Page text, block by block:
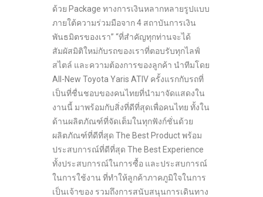
ด้วย Package ทางการเงินหลากหลายรูปแบบ
ภายใต้ความร่วมมือจาก 4 สถาบันการเงิน
พันธมิตรของเรา” “ที่สำคัญทุกท่านจะได้
สัมผัสมิติใหม่กับรถของเราที่ตอบรับทุกไลฟ์
สไตล์ และความต้องการของลูกค้า นำทีมโดย
All-New Toyota Yaris ATIV ครั้งแรกกับรถที่
เป็นที่ชื่นชอบของคนไทยที่นำมาจัดแสดงใน
งานนี้ มาพร้อมกับสิ่งที่ดีที่สุดเพื่อคนไทย ทั้งใน
ด้านผลิตภัณฑ์ที่จัดเต็มในทุกฟังก์ชั่นด้วย
ผลิตภัณฑ์ที่ดีที่สุด The Best Product พร้อม
ประสบการณ์ที่ดีที่สุด The Best Experience
ทั้งประสบการณ์ในการซื้อ และประสบการณ์
ในการใช้งาน ที่ทำให้ลูกค้าภาคภูมิใจในการ
เป็นเจ้าของ รวมถึงการสนับสนุนการเดินทาง